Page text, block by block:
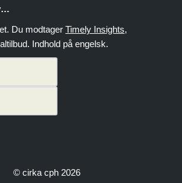
Du modtager Timely Insights,
Indhold på engelsk.
© cirka cph 2026